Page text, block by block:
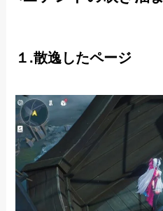
１.散逸したページ